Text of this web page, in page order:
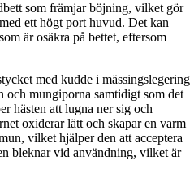
som främjar böjning, vilket gör
ett högt port huvud. Det kan
är osäkra på bettet, eftersom
med kudde i mässingslegering
mungiporna samtidigt som det
hästen att lugna ner sig och
oxiderar lätt och skapar en varm
vilket hjälper den att acceptera
bleknar vid användning, vilket är